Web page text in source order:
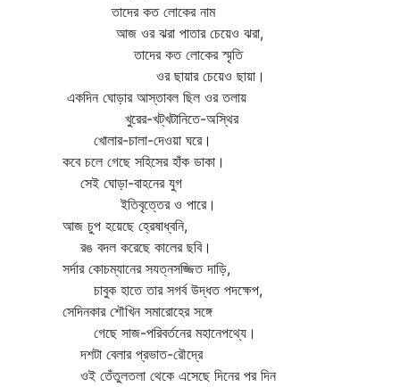
তাদের কত লোকের নাম
আজ ওর ঝরা পাতার চেয়েও ঝরা,
তাদের কত লোকের স্মৃতি
ওর ছায়ার চেয়েও ছায়া।
একদিন ঘোড়ার আস্তাবল ছিল ওর তলায়
খুরের-খট্‌খটানিতে-অস্থির
খোলার-চালা-দেওয়া ঘরে।
কবে চলে গেছে সহিসের হাঁক ডাকা।
সেই ঘোড়া-বাহনের যুগ
ইতিবৃত্তের ও পারে।
আজ চুপ হয়েছে হ্রেষাধ্বনি,
রঙ বদল করেছে কালের ছবি।
সর্দার কোচম্যানের সযত্নসজ্জিত দাড়ি,
চাবুক হাতে তার সগর্ব উদ্ধত পদক্ষেপ,
সেদিনকার শৌখিন সমারোহের সঙ্গে
গেছে সাজ-পরিবর্তনের মহানেপথ্যে।
দশটা বেলার প্রভাত-রৌদ্রে
ওই তেঁতুলতলা থেকে এসেছে দিনের পর দিন